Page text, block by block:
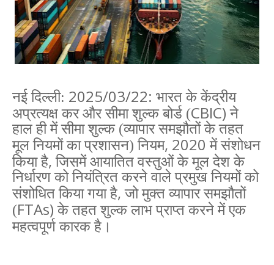
नई दिल्ली: 2025/03/22: भारत के केंद्रीय
अप्रत्यक्ष कर और सीमा शुल्क बोर्ड (CBIC)ने
हाल ही में सीमा शुल्क (व्यापार समझौतों के तहत
मूल नियमों का प्रशासन) नियम, 2020 में संशोधन
किया है,जिसमें आयातित वस्तुओं के मूल देश के
निर्धारण को नियंत्रित करने वाले प्रमुख नियमों को
संशोधित किया गया है,जो मुक्त व्यापार समझौतों
(FTAs)के तहत शुल्क लाभ प्राप्त करने में एक
महत्वपूर्ण कारक है।